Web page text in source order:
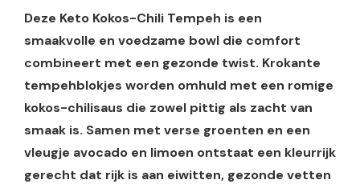
Deze Keto Kokos-Chili Tempeh is een
smaakvolle en voedzame bowl die comfort
combineert met een gezonde twist. Krokante
tempehblokjes worden omhuld met een romige
kokos-chilisaus die zowel pittig als zacht van
smaak is. Samen met verse groenten en een
vleugje avocado en limoen ontstaat een kleurrijk
gerecht dat rijk is aan eiwitten, gezonde vetten